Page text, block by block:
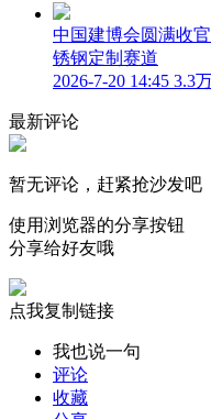
中国建博会圆满收
锈钢定制赛道
2026-7-20 14:45 3.3
最新评论
暂无评论，赶紧抢沙发吧
使用浏览器的分享按钮
分享给好友哦
点我复制链接
我也说一句
评论
收藏